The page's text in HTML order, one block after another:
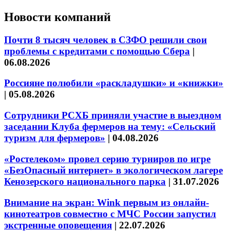
Новости компаний
Почти 8 тысяч человек в СЗФО решили свои
проблемы с кредитами с помощью Сбера |
06.08.2026
Россияне полюбили «раскладушки» и «книжки»
| 05.08.2026
Сотрудники РСХБ приняли участие в выездном
заседании Клуба фермеров на тему: «Сельский
туризм для фермеров» | 04.08.2026
«Ростелеком» провел серию турниров по игре
«БезОпасный интернет» в экологическом лагере
Кенозерского национального парка | 31.07.2026
Внимание на экран: Wink первым из онлайн-
кинотеатров совместно с МЧС России запустил
экстренные оповещения | 22.07.2026